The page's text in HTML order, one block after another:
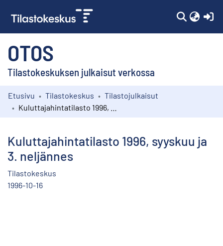
OTOS
Tilastokeskuksen julkaisut verkossa
Kokoelmat
Etusivu Tilastokeskus
Tilastojulkaisut
Kuluttajahintatilasto 1996, syyskuu ja
3. neljännes
Tilastokeskus
1996-10-16